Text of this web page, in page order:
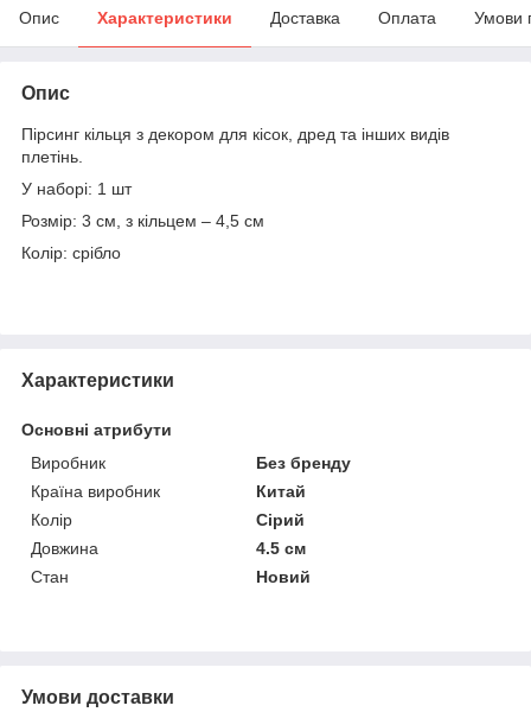
Опис Характеристики Доставка Оплата Умови
Опис
Пірсинг кільця з декором для кісок, дред та інших видів
плетінь.
У наборі: 1 шт
Розмір: 3 см, з кільцем – 4,5 см
Колір: срібло
Характеристики
Основні атрибути
Виробник
Без бренду
Країна виробник
Китай
Колір
Сірий
Довжина
4.5 см
Стан
Новий
Умови доставки